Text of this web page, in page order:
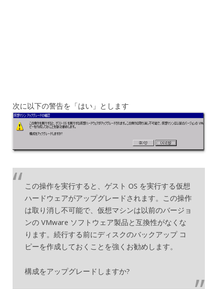
次に以下の警告を「はい」とします
この操作を実行すると、ゲスト OS を実行する仮想
ハードウェアがアップグレードされます。この操作
は取り消し不可能で、仮想マシンは以前のバージョ
ンの VMware ソフトウェア製品と互換性がなくな
ります。続行する前にディスクのバックアップ コ
ピーを作成しておくことを強くお勧めします。
構成をアップグレードしますか?